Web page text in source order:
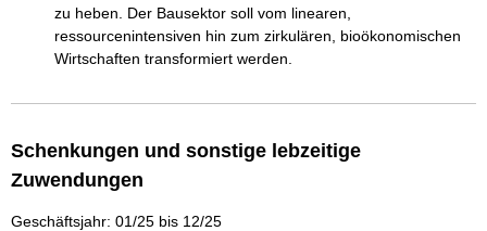
zu heben. Der Bausektor soll vom linearen,
ressourcenintensiven hin zum zirkulären, bioökonomischen
Wirtschaften transformiert werden.
Schenkungen und sonstige lebzeitige
Zuwendungen
Geschäftsjahr: 01/25 bis 12/25